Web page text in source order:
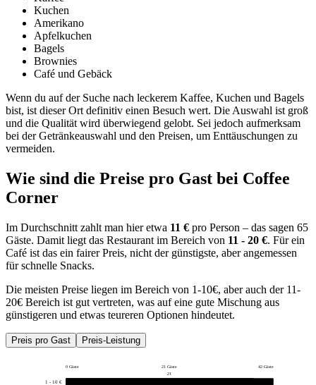
Kuchen
Amerikano
Apfelkuchen
Bagels
Brownies
Café und Gebäck
Wenn du auf der Suche nach leckerem Kaffee, Kuchen und Bagels
bist, ist dieser Ort definitiv einen Besuch wert. Die Auswahl ist groß
und die Qualität wird überwiegend gelobt. Sei jedoch aufmerksam
bei der Getränkeauswahl und den Preisen, um Enttäuschungen zu
vermeiden.
Wie sind die Preise pro Gast bei Coffee
Corner
Im Durchschnitt zahlt man hier etwa 11 € pro Person – das sagen 65
Gäste. Damit liegt das Restaurant im Bereich von 11 - 20 €. Für ein
Café ist das ein fairer Preis, nicht der günstigste, aber angemessen
für schnelle Snacks.
Die meisten Preise liegen im Bereich von 1-10€, aber auch der 11-
20€ Bereich ist gut vertreten, was auf eine gute Mischung aus
günstigeren und etwas teureren Optionen hindeutet.
Preis pro Gast Preis-Leistung
0 Gäste 21 Gäste
42 Gäste
21
1 - 10 €